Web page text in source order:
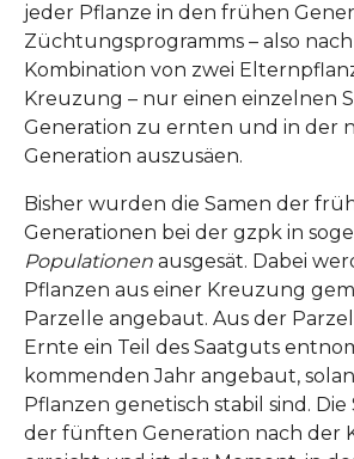
jeder Pflanze in den frühen
Züchtungsprogramms – also
Kombination von zwei
Kreuzung – nur einen einzelnen
Generation zu ernten und in der
Generation auszusäen.
Bisher wurden die Samen der
Generationen bei der gzpk in
Populationen ausgesät. Dabei
Pflanzen aus einer Kreuzung
Parzelle angebaut. Aus der
Ernte ein Teil des Saatguts
kommenden Jahr angebaut,
Pflanzen genetisch stabil sind.
der fünften Generation nach der